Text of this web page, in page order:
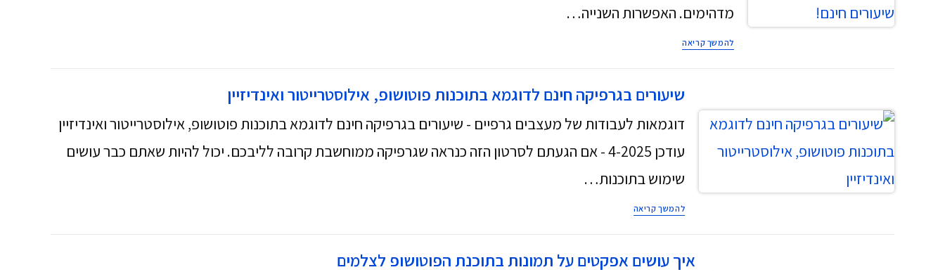
מדהימים. האפשרות השנייה…
להמשך קריאה
שיעורים בגרפיקה חינם לדוגמא בתוכנות פוטושופ, אילוסטרייטור ואינדיזיין
דוגמאות לעבודות של מעצבים גרפיים - שיעורים בגרפיקה חינם לדוגמא בתוכנות פוטושופ, אילוסטרייטור ואינדיזיין
עודכן 4-2025 - אם הגעתם לסרטון הזה כנראה שגרפיקה ממוחשבת קרובה לליבכם. יכול להיות שאתם כבר עושים
שימוש בתוכנות…
להמשך קריאה
איך עושים אפקטים על תמונות בתוכנת הפוטושופ לצלמים